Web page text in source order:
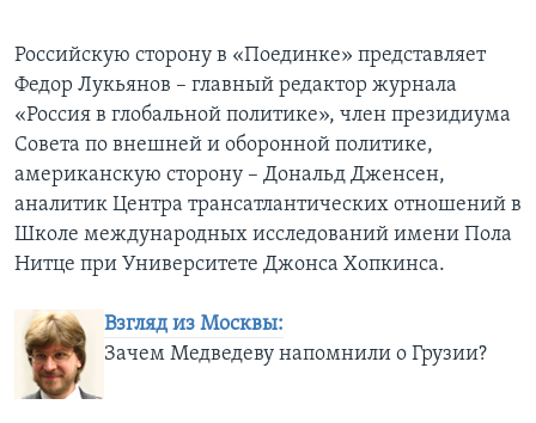
Learning English
СОЦИАЛЬНЫЕ СЕТИ
Российскую сторону в «Поединке» представляет
Федор Лукьянов – главный редактор журнала
«Россия в глобальной политике», член президиума
Совета по внешней и оборонной политике,
американскую сторону – Дональд Дженсен,
аналитик Центра трансатлантических отношений в
Школе международных исследований имени Пола
Нитце при Университете Джонса Хопкинса.
Взгляд из Москвы:
Зачем Медведеву напомнили о Грузии?